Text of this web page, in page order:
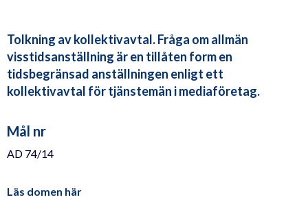
Tolkning av kollektivavtal. Fråga om allmän
visstidsanställning är en tillåten form en
tidsbegränsad anställningen enligt ett
kollektivavtal för tjänstemän i mediaföretag.
Mål nr
AD 74/14
Läs domen här